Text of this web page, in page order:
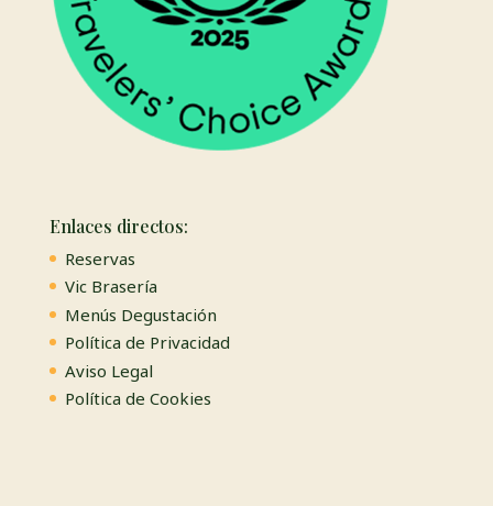
Enlaces directos:
Reservas
Vic Brasería
Menús Degustación
Política de Privacidad
Aviso Legal
Política de Cookies